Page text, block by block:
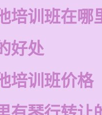
培训班在哪
好处
培训班价格